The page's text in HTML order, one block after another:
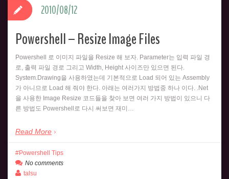
Powershell – Resize Image Files
Powershell 로 이미지 파일을 Resize 해 보자. Parameter는 입력 파일 경
로, 출력 파일 경로 그리고 Width, Height 사이즈만 있으면 된다.
System.Drawing을 사용하였는데 기본적으로 Load 되어 있는 Assembly
가 아니므로 Load 해 줘야 한다. 아래는 여러가지 방법중 하나 이다. .Net
을 사용한 Image Resize 코드들을 찾아 보면 여러 가지 방법이 있으니 다
른 방법도 Powershell로 다시 써보면 재미…
Read More
2010/08/12
Powershell Tips
No comments
talsu